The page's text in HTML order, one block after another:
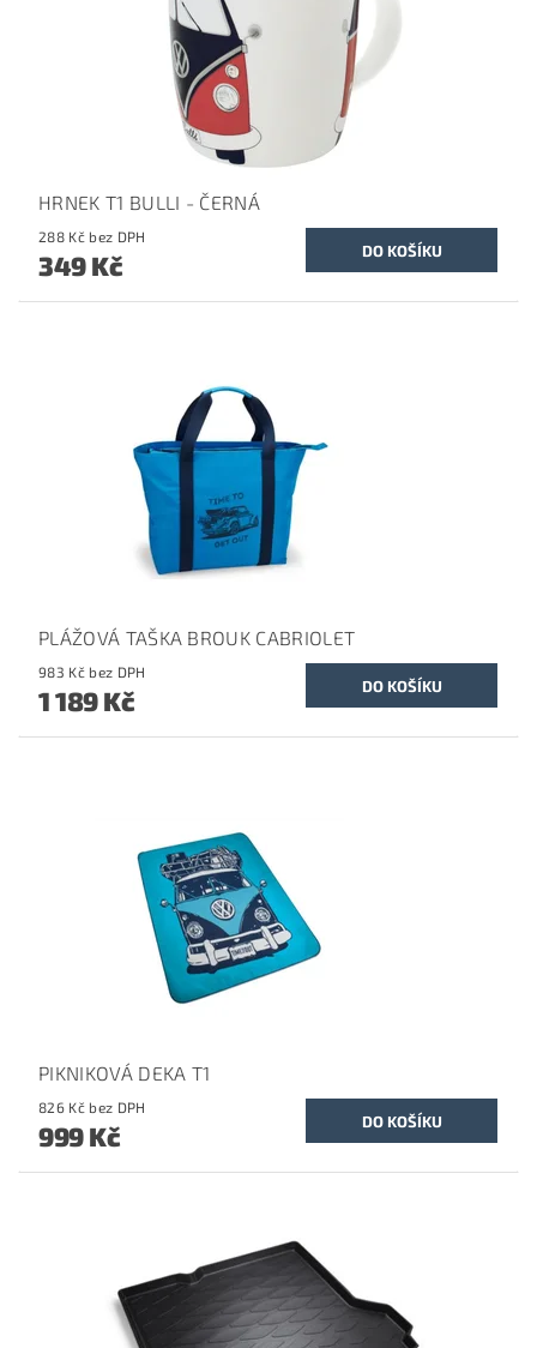
HRNEK T1 BULLI - ČERNÁ
288 Kč bez DPH
349 Kč
PLÁŽOVÁ TAŠKA BROUK CABRIOLET
983 Kč bez DPH
1 189 Kč
PIKNIKOVÁ DEKA T1
826 Kč bez DPH
999 Kč